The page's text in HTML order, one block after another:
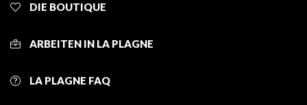
DIE BOUTIQUE
ARBEITEN IN LA PLAGNE
LA PLAGNE FAQ